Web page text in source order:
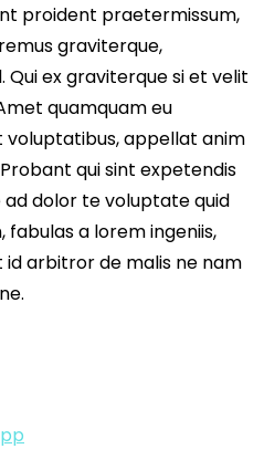
proident praetermissum,
graviterque,
ex graviterque si et velit
quamquam eu
voluptatibus, appellat anim
qui sint expetendis
dolor te voluptate quid
a lorem ingeniis,
id arbitror de malis ne nam